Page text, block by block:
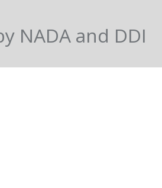
NADA and DDI